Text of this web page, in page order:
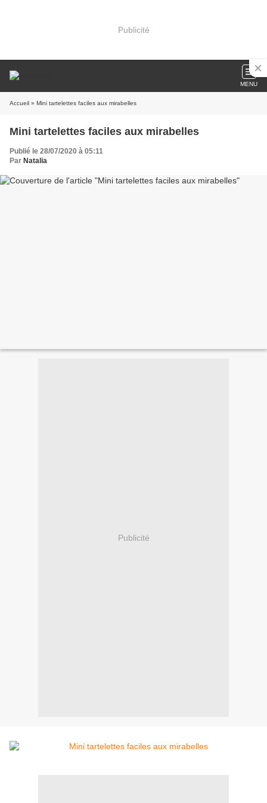
Publicité
MENU
Accueil » Mini tartelettes faciles aux mirabelles
Mini tartelettes faciles aux mirabelles
Publié le 28/07/2020 à 05:11
Par Natalia
Publicité